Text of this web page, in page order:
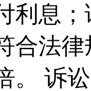
利息
合法
。 诉